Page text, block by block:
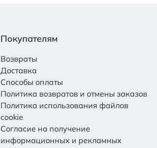
Покупателям
Возвраты
Доставка
Способы оплаты
Политика возвратов и отмены заказов
Политика использования файлов
cookie
Согласие на получение
информационных и рекламных